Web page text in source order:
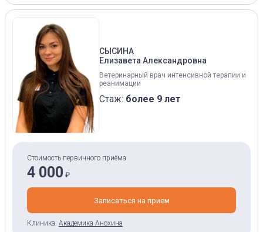
СЫСИНА
Елизавета Александровна
Ветеринарный врач интенсивной терапии и
реанимации
Стаж: более 9 лет
Стоимость первичного приёма
4 000 ₽
Записаться на прием
Клиника: Академика Анохина